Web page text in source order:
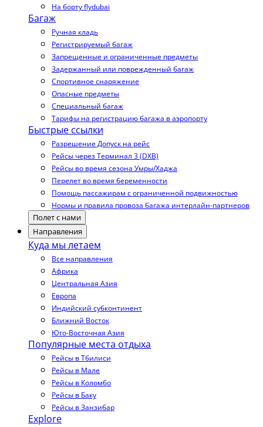
На борту flydubai
Багаж
Ручная кладь
Регистрируемый багаж
Запрещенные и ограниченные предметы
Задержанный или поврежденный багаж
Спортивное снаряжение
Опасные предметы
Специальный багаж
Тарифы на регистрацию багажа в аэропорту
Быстрые ссылки
Разрешение Допуск на рейс
Рейсы через Терминал 3 (DXB)
Рейсы во время сезона Умры/Хаджа
Перелет во время беременности
Помощь пассажирам с ограниченной подвижностью
Нормы и правила провоза багажа интерлайн-партнеров
Полет с нами
Направления
Куда мы летаем
Все направления
Африка
Центральная Азия
Европа
Индийский субконтинент
Ближний Восток
Юго-Восточная Азия
Популярные места отдыха
Рейсы в Тбилиси
Рейсы в Мале
Рейсы в Коломбо
Рейсы в Баку
Рейсы в Занзибар
Explore